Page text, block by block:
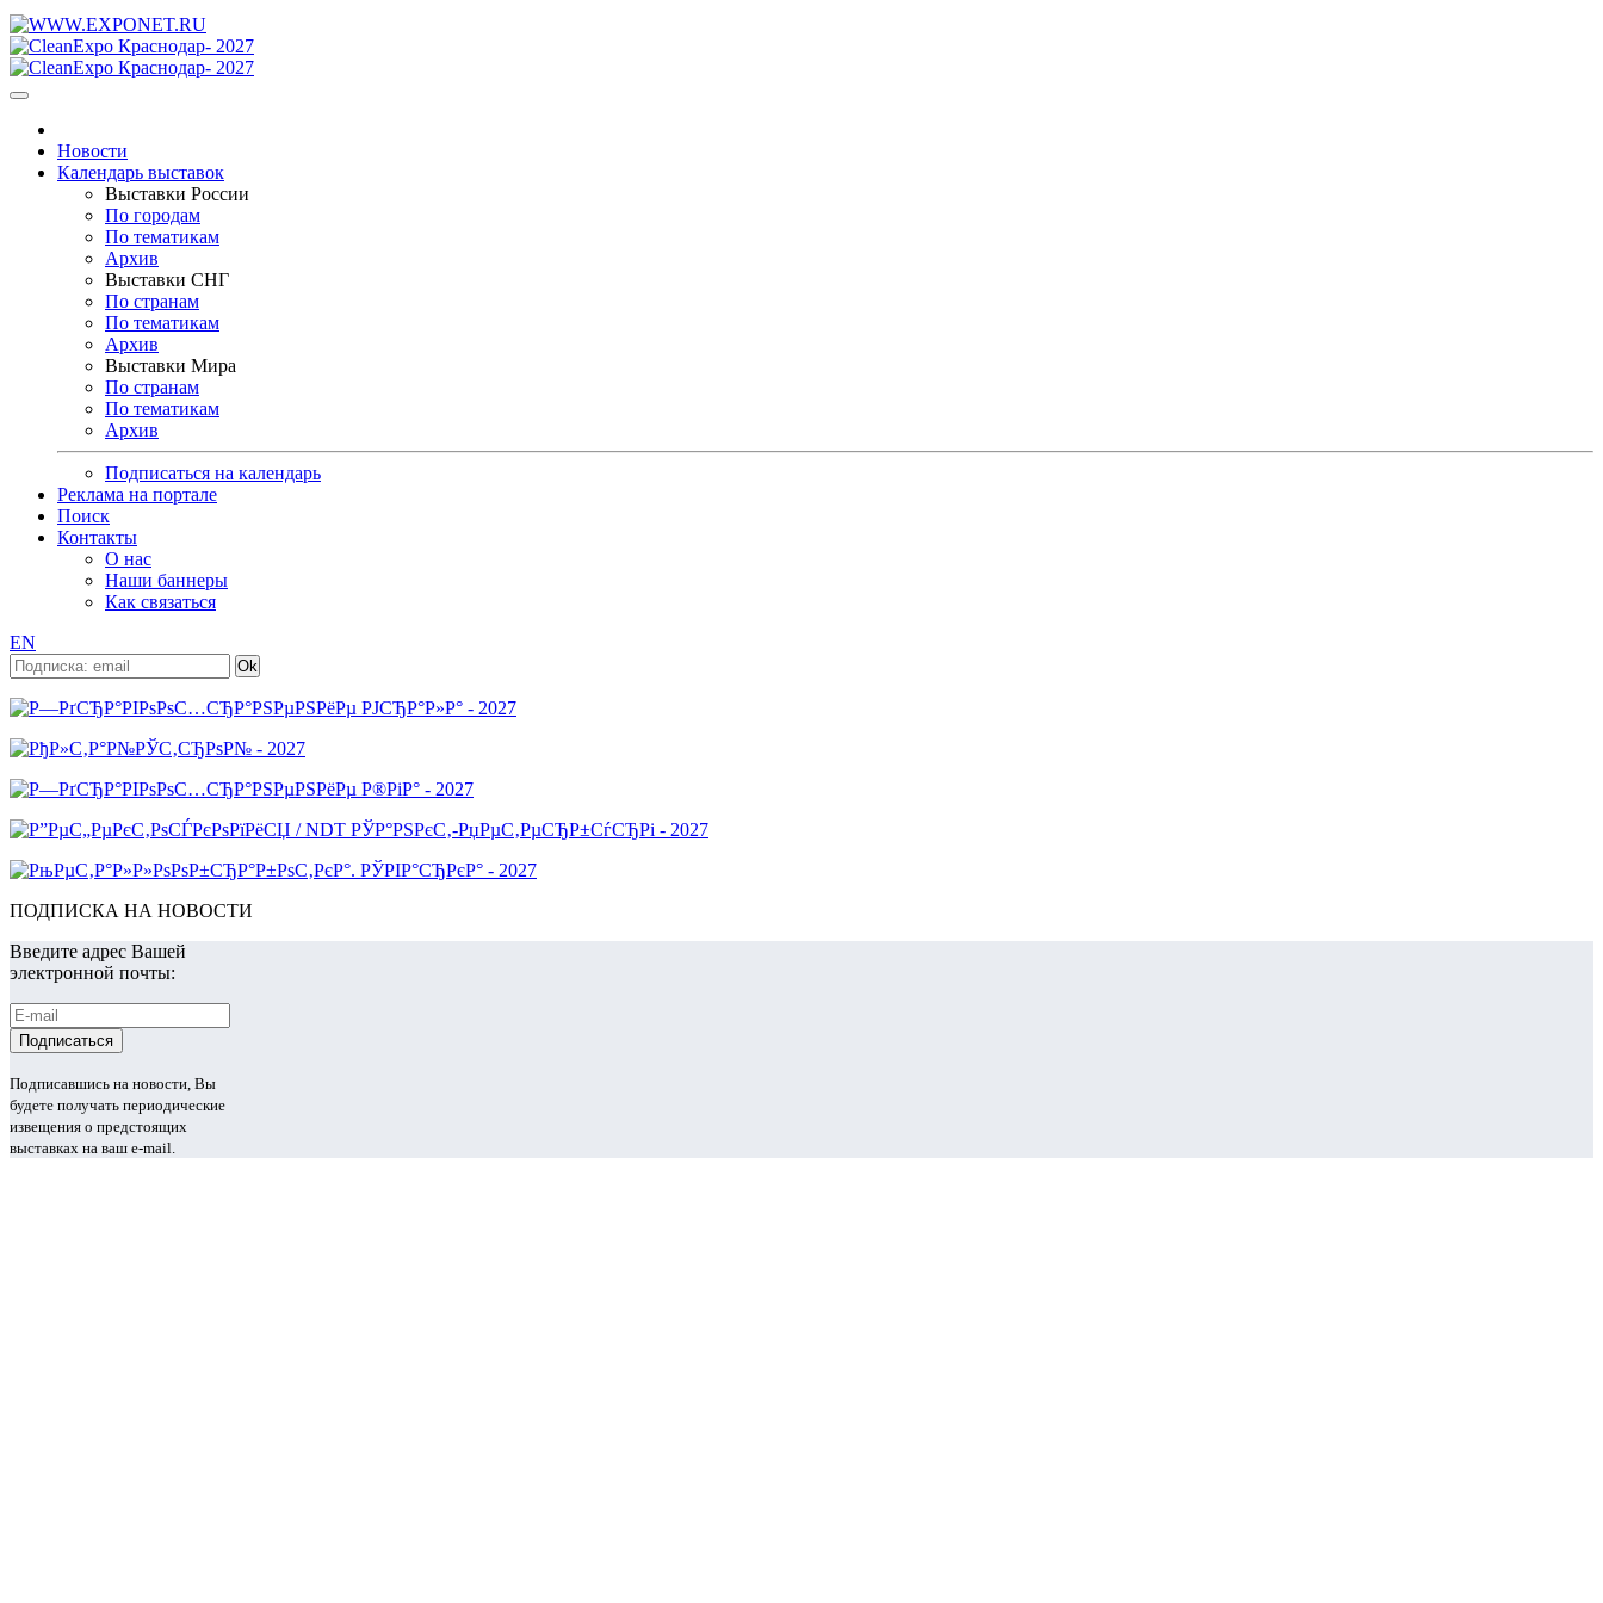
Новости
Календарь выставок
Выставки России
По городам
По тематикам
Архив
Выставки СНГ
По странам
По тематикам
Архив
Выставки Мира
По странам
По тематикам
Архив
Подписаться на календарь
Реклама на портале
Поиск
Контакты
О нас
Наши баннеры
Как связаться
EN
ПОДПИСКА НА НОВОСТИ
Введите адрес Вашей
электронной почты:
Подписавшись на новости, Вы
будете получать периодические
извещения о предстоящих
выставках на ваш e-mail.